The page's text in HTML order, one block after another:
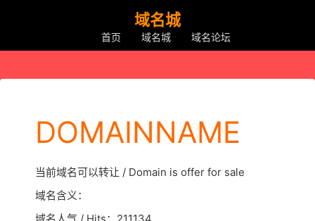
域名城
首页 域名城 域名论坛
DOMAINNAME
当前域名可以转让 / Domain is offer for sale
域名含义：